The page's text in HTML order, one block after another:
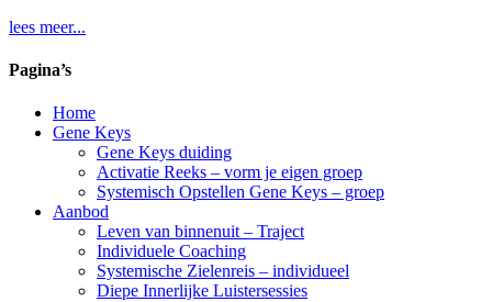
lees meer...
Pagina’s
Home
Gene Keys
Gene Keys duiding
Activatie Reeks – vorm je eigen groep
Systemisch Opstellen Gene Keys – groep
Aanbod
Leven van binnenuit – Traject
Individuele Coaching
Systemische Zielenreis – individueel
Diepe Innerlijke Luistersessies